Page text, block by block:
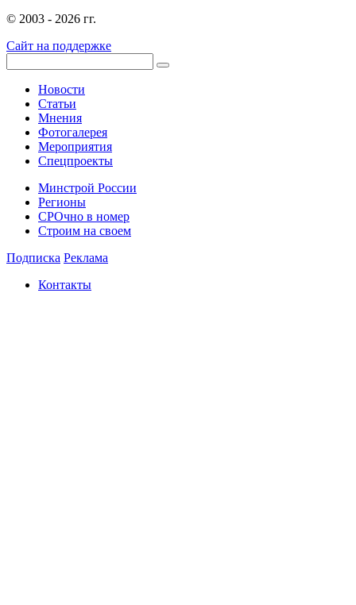
© 2003 - 2026 гг.
Сайт на поддержке
Новости
Статьи
Мнения
Фотогалерея
Мероприятия
Спецпроекты
Минстрой России
Регионы
СРОчно в номер
Строим на своем
Подписка Реклама
Контакты